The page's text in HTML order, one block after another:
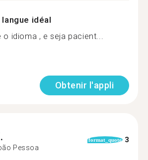
idéal
o idioma , e seja pacient...
Obtenir l'appli
Pessoa
format_quote 3